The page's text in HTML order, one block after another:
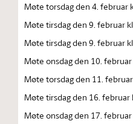
Møte torsdag den 4. februar
Møte tirsdag den 9. februar
Møte tirsdag den 9. februar
Møte onsdag den 10. februar
Møte torsdag den 11.
Møte tirsdag den 16. februar
Møte onsdag den 17. februar